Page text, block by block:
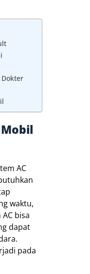
Dokter
AC
waktu,
bisa
dapat
pada